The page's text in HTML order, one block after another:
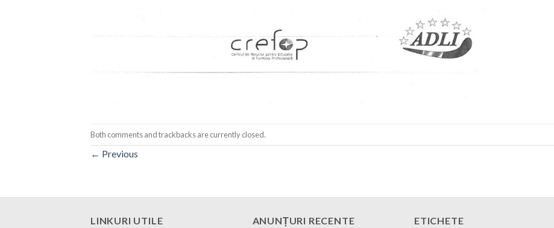
Both comments and trackbacks are currently closed.
← Previous
LINKURI UTILE ANUNȚURI RECENTE ETICHETE